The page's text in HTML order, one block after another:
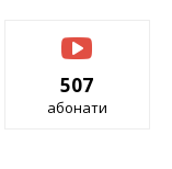
507
абонати